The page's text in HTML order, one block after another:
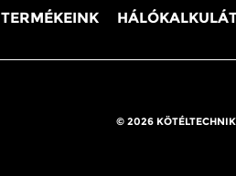
TERMÉKEINK
© 2026